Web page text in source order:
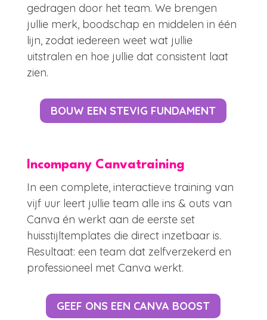
gedragen door het team. We brengen
jullie merk, boodschap en middelen in één
lijn, zodat iedereen weet wat jullie
uitstralen en hoe jullie dat consistent laat
zien.
BOUW EEN STEVIG FUNDAMENT
Incompany Canvatraining
In een complete, interactieve training van
vijf uur leert jullie team alle ins & outs van
Canva én werkt aan de eerste set
huisstijltemplates die direct inzetbaar is.
Resultaat: een team dat zelfverzekerd en
professioneel met Canva werkt.
GEEF ONS EEN CANVA BOOST